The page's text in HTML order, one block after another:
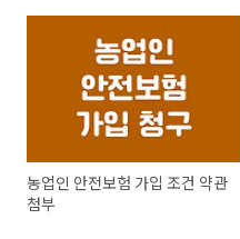
농업인 안전보험 가입 조건 약관
첨부